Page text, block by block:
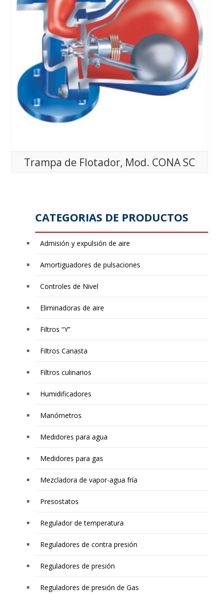
Trampa de Flotador, Mod. CONA SC
CATEGORIAS DE PRODUCTOS
Admisión y expulsión de aire
Amortiguadores de pulsaciones
Controles de Nivel
Eliminadoras de aire
Filtros “Y”
Filtros Canasta
Filtros culinarios
Humidificadores
Manómetros
Medidores para agua
Medidores para gas
Mezcladora de vapor-agua fría
Presostatos
Regulador de temperatura
Reguladores de contra presión
Reguladores de presión
Reguladores de presión de Gas